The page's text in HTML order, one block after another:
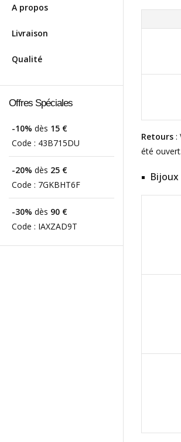
A propos
Livraison
Qualité
Offres Spéciales
-10% dès 15 €
Code : 43B715DU
-20% dès 25 €
Code : 7GKBHT6F
-30% dès 90 €
Code : IAXZAD9T
Retours :
été ouvert.
Bijoux